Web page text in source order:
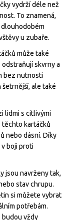
vydrží déle než
To znamená,
dlouhodobém
u zubaře.
může také
skvrny a
bez nutnosti
ale také
lidmi s citlivými
těchto kartáčků
nebo dásní. Díky
boji proti
jsou navrženy tak,
stav chrupu.
si můžete vybrat
potřebám.
budou vždy